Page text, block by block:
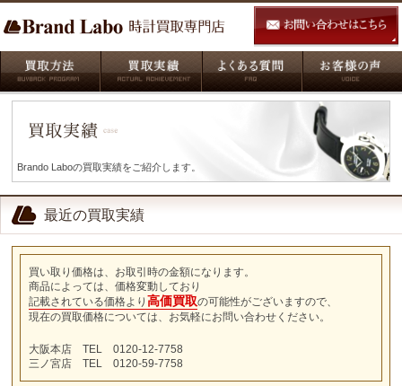
Brando Laboの買取実績をご紹介します。
最近の買取実績
買い取り価格は、お取引時の金額になります。
商品によっては、価格変動しており
記載されている価格より 高価買取の可能性がございますので、
現在の買取価格については、お気軽にお問い合わせください。
大阪本店 TEL 0120-12-7758
三ノ宮店 TEL 0120-59-7758